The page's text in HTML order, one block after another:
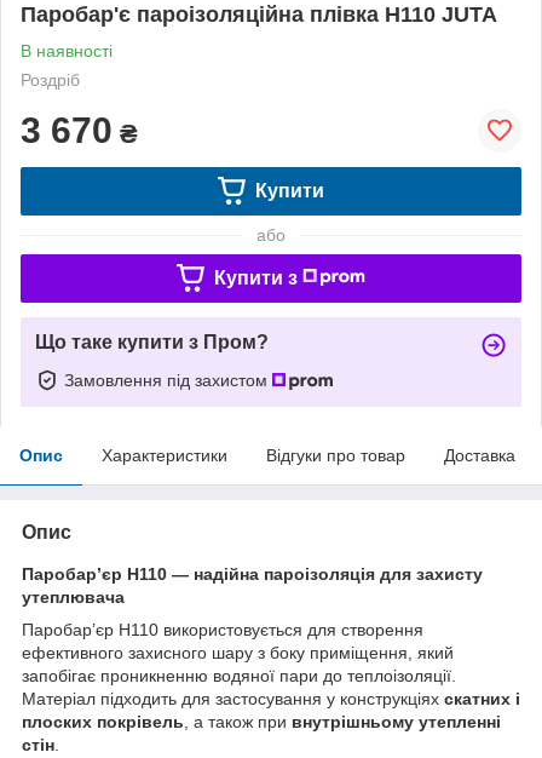
Паробар'є пароізоляційна плівка Н110 JUTA
В наявності
Роздріб
3 670 ₴
Купити
або
Купити з
Що таке купити з Пром?
Замовлення під захистом
Опис Характеристики Відгуки про товар Доставка
Опис
Паробар’єр Н110 — надійна пароізоляція для захисту
утеплювача
Паробар’єр Н110 використовується для створення
ефективного захисного шару з боку приміщення, який
запобігає проникненню водяної пари до теплоізоляції.
Матеріал підходить для застосування у конструкціях скатних і
плоских покрівель , а також при внутрішньому утепленні
стін